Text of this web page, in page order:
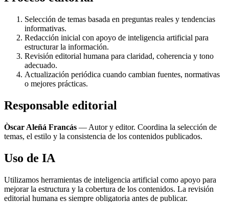
Selección de temas basada en preguntas reales y tendencias
informativas.
Redacción inicial con apoyo de inteligencia artificial para
estructurar la información.
Revisión editorial humana para claridad, coherencia y tono
adecuado.
Actualización periódica cuando cambian fuentes, normativas
o mejores prácticas.
Responsable editorial
Òscar Aleñá Francás — Autor y editor. Coordina la selección de
temas, el estilo y la consistencia de los contenidos publicados.
Uso de IA
Utilizamos herramientas de inteligencia artificial como apoyo para
mejorar la estructura y la cobertura de los contenidos. La revisión
editorial humana es siempre obligatoria antes de publicar.